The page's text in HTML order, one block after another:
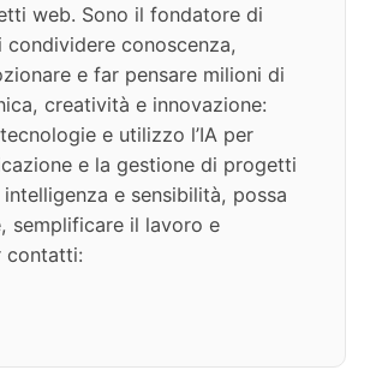
web. Sono il fondatore di
conoscenza,
e far pensare milioni di
creatività e innovazione:
e utilizzo l’IA per
e la gestione di progetti
e sensibilità, possa
semplificare il lavoro e
contatti: